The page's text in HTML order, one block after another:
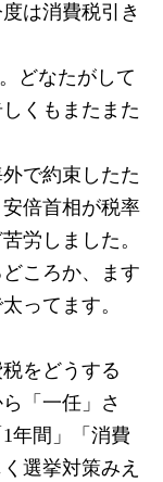
は消費税引き
どなたがして
くもまたまた
で約束したた
倍首相が税率
労しました。
ころか、ます
ってます。
をどうする
「一任」さ
年間」「消費
選挙対策みえ